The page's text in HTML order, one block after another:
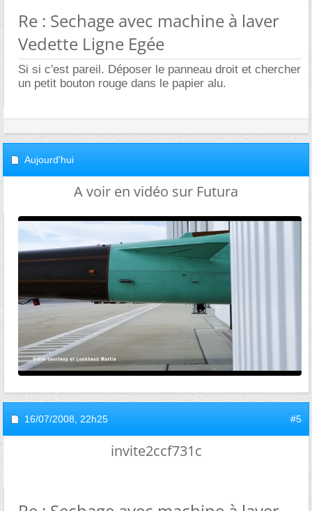
Re : Sechage avec machine à laver
Vedette Ligne Egée
Si si c'est pareil. Déposer le panneau droit et chercher
un petit bouton rouge dans le papier alu.
Aujourd'hui
A voir en vidéo sur Futura
16/07/2008, 22h25 #5
invite2ccf731c